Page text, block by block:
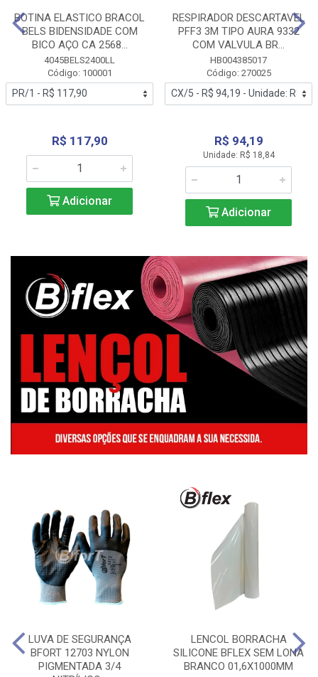
BOTINA ELASTICO BRACOL
BELS BIDENSIDADE COM
BICO AÇO CA 2568...
4045BELS2400LL
Código: 100001
R$ 117,90
Adicionar
RESPIRADOR DESCARTAVEL
PFF3 3M TIPO AURA 9332
COM VALVULA BR...
HB004385017
Código: 270025
R$ 94,19
Unidade: R$ 18,84
Adicionar
LUVA DE SEGURANÇA
BFORT 12703 NYLON
PIGMENTADA 3/4
LENCOL BORRACHA
SILICONE BFLEX SEM LONA
BRANCO 01,6X1000MM